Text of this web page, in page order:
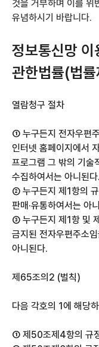
것을 거부하며 이를 위
유념하시기 바랍니다.
정보통신망 이
관한법률(법
열람청구 절차
① 누구든지 전자우편
인터넷 홈페이지에서
프로그램 그 밖의 기술
수집하여서는 아니된다.
② 누구든지 제1항의
판매·유통하여서는 아
③ 누구든지 제1항 및
금지된 전자우편주소
아니된다.
제65조의2 (벌칙)
다음 각호의 1에 해당
① 제50조제4항의 규